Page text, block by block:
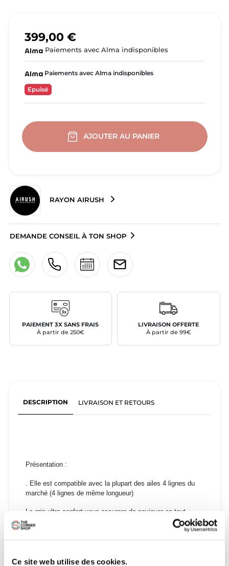
Ce site web utilise des cookies.
399,00 €
Paiements avec Alma indisponibles
Paiements avec Alma indisponibles
Epuisé
AJOUTER AU PANIER
RAYON AIRUSH
DEMANDE CONSEIL À TON SHOP
PAIEMENT 3X SANS FRAIS
À partir de 250€
LIVRAISON OFFERTE
À partir de 99€
DESCRIPTION LIVRAISON ET RETOURS
Présentation :
. Elle est compatible avec la plupart des ailes 4 lignes du
marché (4 lignes de même longueur)
Le grip ultra confort vous assurera de naviguer en tout
confort ! !